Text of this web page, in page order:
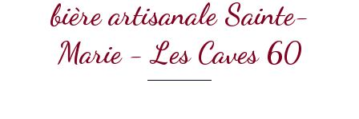
bière artisanale Sainte-
Marie - Les Caves 60